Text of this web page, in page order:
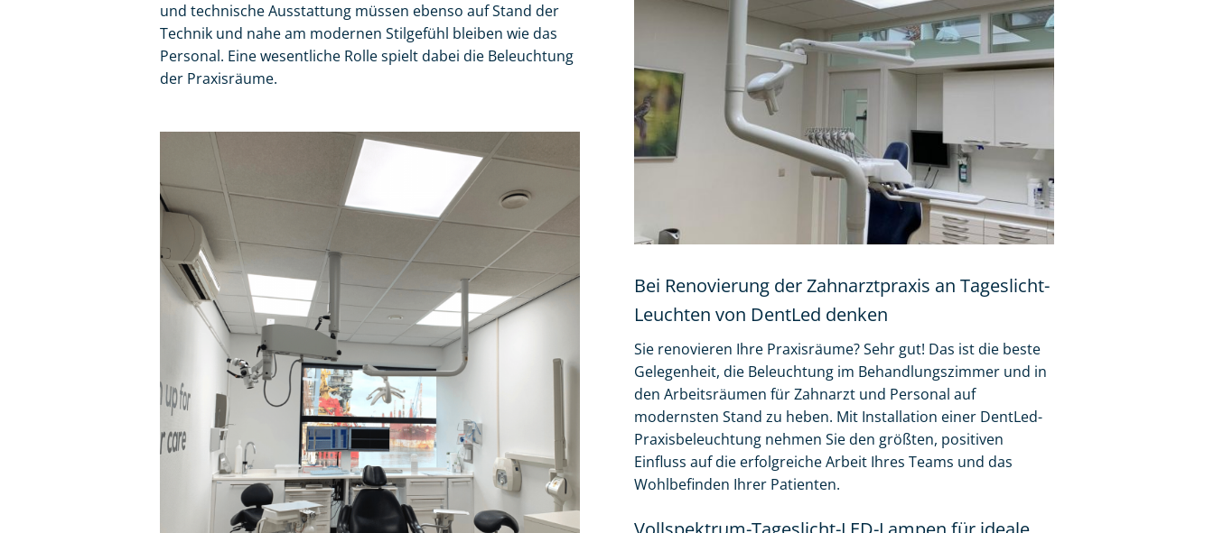
und technische Ausstattung müssen ebenso auf Stand der
Technik und nahe am modernen Stilgefühl bleiben wie das
Personal. Eine wesentliche Rolle spielt dabei die Beleuchtung
der Praxisräume.
Bei Renovierung der Zahnarztpraxis an Tageslicht-
Leuchten von DentLed denken
Sie renovieren Ihre Praxisräume? Sehr gut! Das ist die beste
Gelegenheit, die Beleuchtung im Behandlungszimmer und in
den Arbeitsräumen für Zahnarzt und Personal auf
modernsten Stand zu heben. Mit Installation einer DentLed-
Praxisbeleuchtung nehmen Sie den größten, positiven
Einfluss auf die erfolgreiche Arbeit Ihres Teams und das
Wohlbefinden Ihrer Patienten.